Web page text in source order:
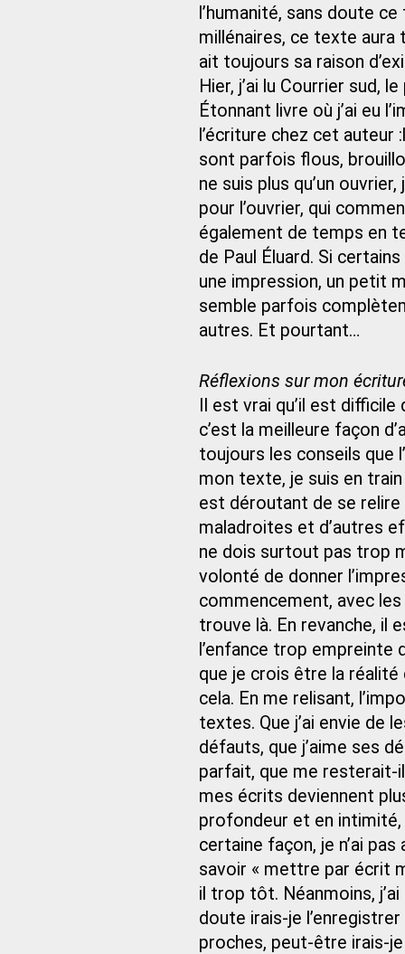
l’humanité, sans doute
millénaires, ce texte
ait toujours sa raison
Hier, j’ai lu Courrier sud,
Étonnant livre où j’ai eu
l’écriture chez cet auteur
sont parfois flous,
ne suis plus qu’un
pour l’ouvrier, qui
également de temps en
de Paul Éluard. Si
une impression, un petit
semble parfois
autres. Et pourtant…
Réflexions sur mon
Il est vrai qu’il est
c’est la meilleure façon
toujours les conseils que
mon texte, je suis en
est déroutant de se relire
maladroites et d’autres
ne dois surtout pas trop
volonté de donner
commencement, avec
trouve là. En revanche, il
l’enfance trop
que je crois être la
cela. En me relisant,
textes. Que j’ai envie de
défauts, que j’aime ses
parfait, que me resterait-
mes écrits deviennent
profondeur et en intimité,
certaine façon, je n’ai
savoir « mettre par écrit
il trop tôt. Néanmoins,
doute irais-je
proches, peut-être irais-